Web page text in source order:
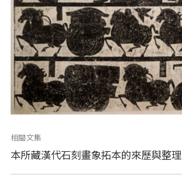
相關文集
本所藏漢代石刻畫象拓本的來歷與整理